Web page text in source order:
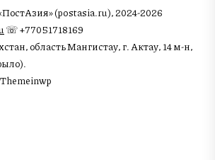
(postasia.ru), 2024-2026
☏ +77051718169
область Мангистау, г. Актау, 14 м-н,